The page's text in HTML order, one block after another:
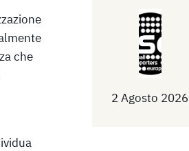
che
2 Agosto 2026